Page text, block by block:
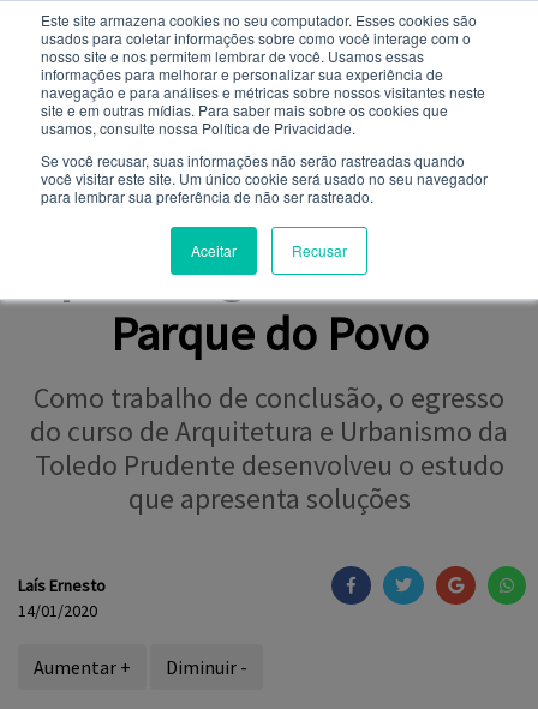
Este site armazena cookies no seu computador. Esses cookies são
usados ​​para coletar informações sobre como você interage com o
nosso site e nos permitem lembrar de você. Usamos essas
informações para melhorar e personalizar sua experiência de
navegação e para análises e métricas sobre nossos visitantes neste
site e em outras mídias. Para saber mais sobre os cookies que
usamos, consulte nossa Política de Privacidade.
Se você recusar, suas informações não serão rastreadas quando
você visitar este site. Um único cookie será usado no seu navegador
para lembrar sua preferência de não ser rastreado.
Aceitar Recusar
NOTÍCIAS
Estudo propõe soluções
para alagamentos no
Parque do Povo
Como trabalho de conclusão, o egresso
do curso de Arquitetura e Urbanismo da
Toledo Prudente desenvolveu o estudo
que apresenta soluções
Laís Ernesto
14/01/2020
Aumentar + Diminuir -
Você quer receber notificações e não perder nenhuma
notícia importante?